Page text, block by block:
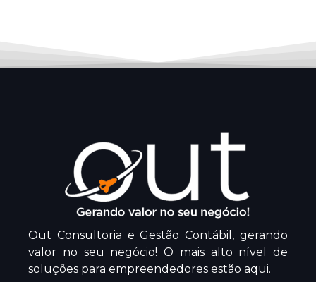
Out Consultoria e Gestão Contábil, gerando
valor no seu negócio! O mais alto nível de
soluções para empreendedores estão aqui.